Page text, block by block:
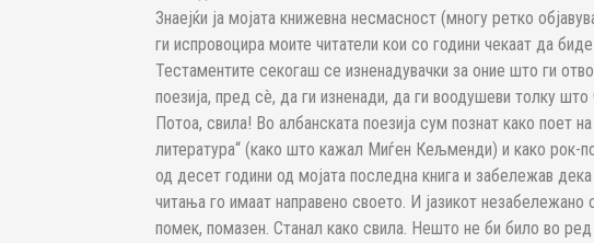
Знаејќи ја мојата книжевна несмасност (многу ретко
ги испровоцира моите читатели кои со години чекаат да биде
Тестаментите секогаш се изненадувачки за оние што ги
поезија, пред сè, да ги изненади, да ги воодушеви толку
Потоа, свила! Во албанската поезија сум познат како поет на
литература“ (како што кажал Миѓен Кељменди) и како рок-
од десет години од мојата последна книга и забележав дека
читања го имаат направено своето. И јазикот
помек, помазен. Станал како свила. Нешто не би било во